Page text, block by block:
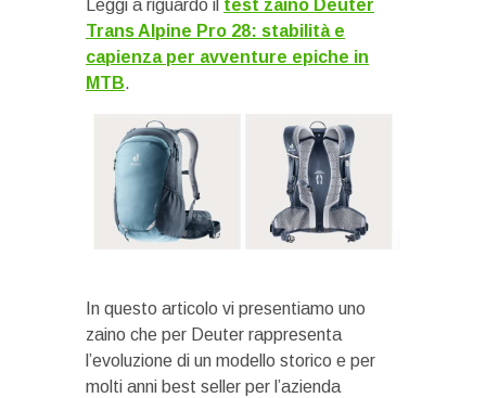
Leggi a riguardo il test zaino Deuter
Trans Alpine Pro 28: stabilità e
capienza per avventure epiche in
MTB.
In questo articolo vi presentiamo uno
zaino che per Deuter rappresenta
l’evoluzione di un modello storico e per
molti anni best seller per l’azienda